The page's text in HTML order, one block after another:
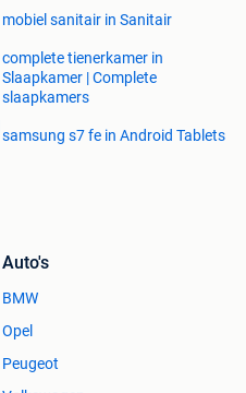
en probleemloos HD-
alles wat je nodig hebt,
mobiel sanitair in Sanitair
complete tienerkamer in
Slaapkamer | Complete
slaapkamers
samsung s7 fe in Android Tablets
Auto's
BMW
Opel
Peugeot